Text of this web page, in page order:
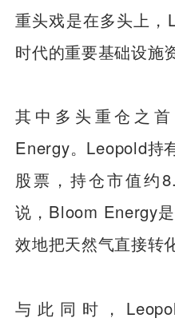
重头戏是在多头上，
时代的重要基础设施
其中多头重仓之
Energy。Leopold持
股票，持仓市值约
说，Bloom Energy
效地把天然气直接转
与此同时，